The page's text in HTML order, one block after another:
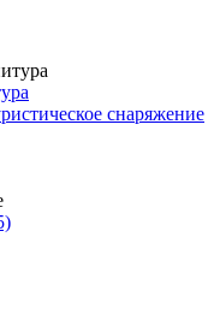
снаряжение